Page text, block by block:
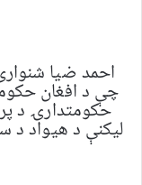
احمد ضیا
چې د افغان
حکومتدارۍ د
لیکنې د هیواد د